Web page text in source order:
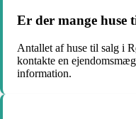
Er der mange huse
Antallet af huse til salg i
kontakte en
information.